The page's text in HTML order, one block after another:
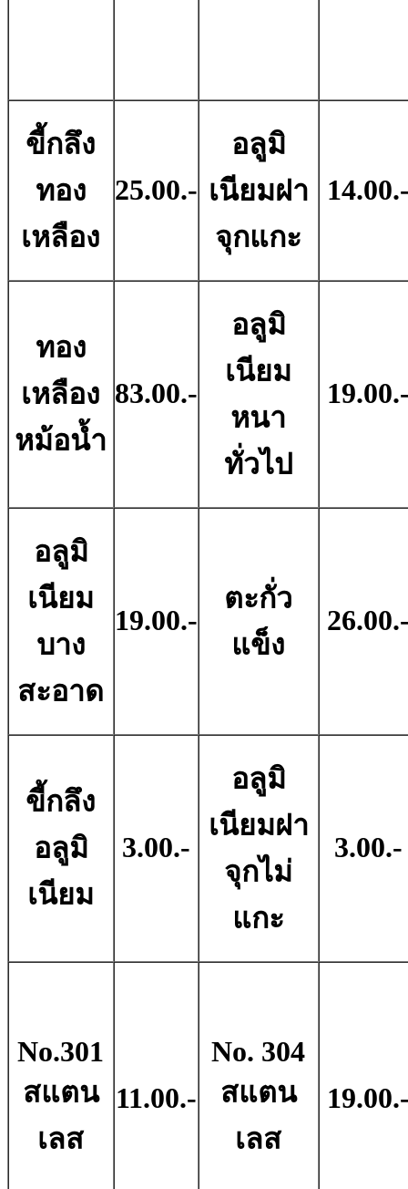
ขี้กลึง
ทอง
เหลือง
25.00.-
อลูมิ
เนียมฝา
จุกแกะ
ทอง
เหลือง
หม้อน้ำ
83.00.-
อลูมิ
เนียม
หนา
ทั่วไป
อลูมิ
เนียม
บาง
สะอาด
19.00.-
ตะกั่ว
แข็ง
ขี้กลึง
อลูมิ
เนียม
3.00.-
อลูมิ
เนียมฝา
จุกไม่
แกะ
3.00.-
No.301
สแตน
เลส
11.00.-
No. 304
สแตน
เลส